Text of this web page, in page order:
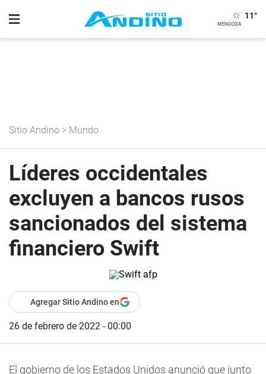
11°
Sitio Andino > Mundo
Líderes occidentales
excluyen a bancos rusos
sancionados del sistema
financiero Swift
Agregar Sitio Andino en
26 de febrero de 2022 - 00:00
El gobierno de los Estados Unidos anunció que junto